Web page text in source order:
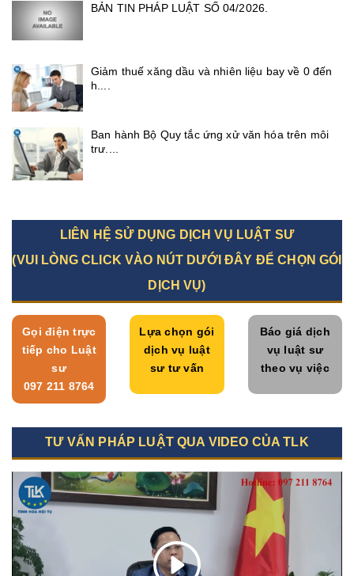
BẢN TIN PHÁP LUẬT SỐ 04/2026.
Giảm thuế xăng dầu và nhiên liệu bay về 0 đến
h....
Ban hành Bộ Quy tắc ứng xử văn hóa trên môi
trư....
LIÊN HỆ SỬ DỤNG DỊCH VỤ LUẬT SƯ
(VUI LÒNG CLICK VÀO NÚT DƯỚI ĐÂY ĐỂ CHỌN GÓI
DỊCH VỤ)
Gọi điện trực
tiếp cho Luật
sư
097 211 8764
Lựa chọn gói
dịch vụ luật
sư tư vấn
Báo giá dịch
vụ luật sư
theo vụ việc
TƯ VẤN PHÁP LUẬT QUA VIDEO CỦA TLK